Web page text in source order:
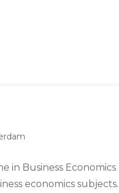
in Business Economics
economics subjects.